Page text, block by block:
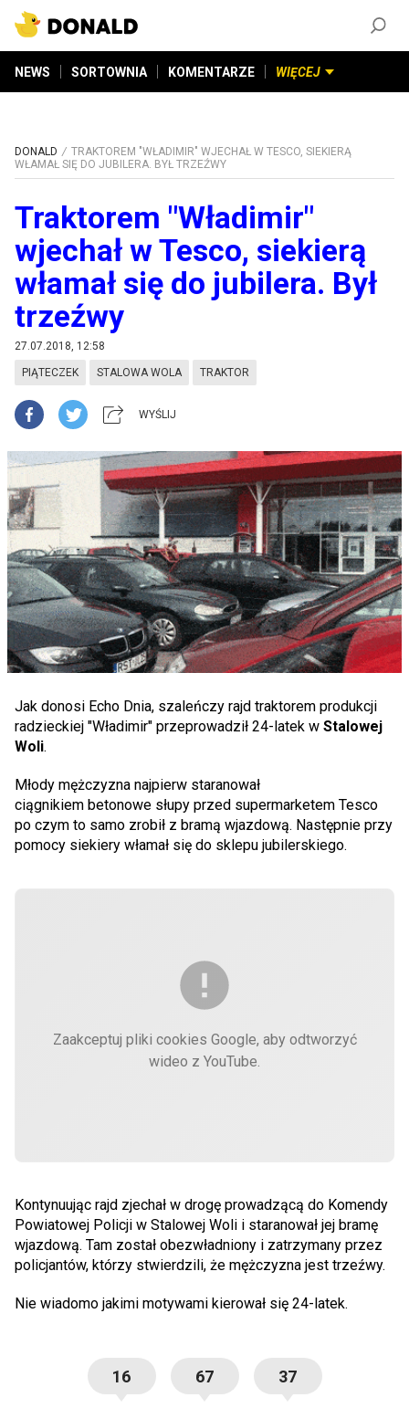
NEWS SORTOWNIA KOMENTARZE WIĘCEJ
DONALD
TRAKTOREM "WŁADIMIR" WJECHAŁ W TESCO, SIEKIERĄ
WŁAMAŁ SIĘ DO JUBILERA. BYŁ TRZEŹWY
Traktorem "Władimir"
wjechał w Tesco, siekierą
włamał się do jubilera. Był
trzeźwy
27.07.2018, 12:58
PIĄTECZEK STALOWA WOLA TRAKTOR
WYŚLIJ
Jak donosi Echo Dnia, szaleńczy rajd traktorem produkcji
radzieckiej "Władimir" przeprowadził 24-latek w Stalowej
Woli.
Młody mężczyzna najpierw staranował
ciągnikiem betonowe słupy przed supermarketem Tesco
po czym to samo zrobił z bramą wjazdową. Następnie przy
pomocy siekiery włamał się do sklepu jubilerskiego.
Zaakceptuj pliki cookies Google, aby odtworzyć
wideo z YouTube.
Kontynuując rajd zjechał w drogę prowadzącą do Komendy
Powiatowej Policji w Stalowej Woli i staranował jej bramę
wjazdową. Tam został obezwładniony i zatrzymany przez
policjantów, którzy stwierdzili, że mężczyzna jest trzeźwy.
Nie wiadomo jakimi motywami kierował się 24-latek.
16 67 37